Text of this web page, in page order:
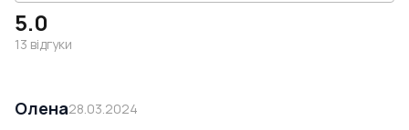
5.0
13 відгуки
Олена28.03.2024